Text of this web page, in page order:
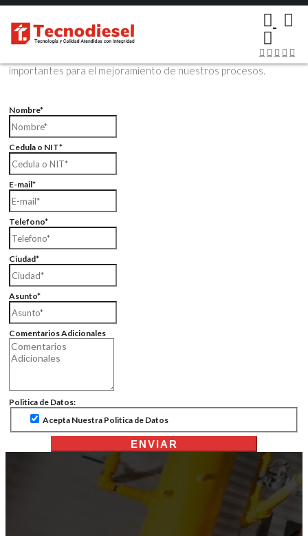
Contáctenos Vía Email
Envíenos sus datos con sus comentarios, sus opiniones son muy
importantes para el mejoramiento de nuestros procesos.
Nombre*
Cedula o NIT*
E-mail*
Telefono*
Ciudad*
Asunto*
Comentarios Adicionales
Politica de Datos:
Acepta Nuestra Politica de Datos
ENVIAR